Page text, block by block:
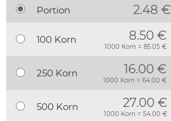
Portion 2.48 €
100 Korn 8.50 €
1000 Korn = 85.05 €
250 Korn 16.00 €
1000 Korn = 64.00 €
500 Korn 27.00 €
1000 Korn = 54.00 €